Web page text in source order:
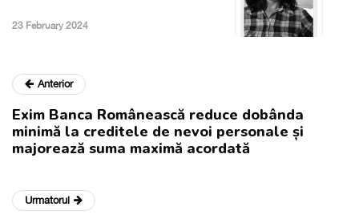
23 February 2024
Anterior
Exim Banca Românească reduce dobânda
minimă la creditele de nevoi personale și
majorează suma maximă acordată
Urmatorul